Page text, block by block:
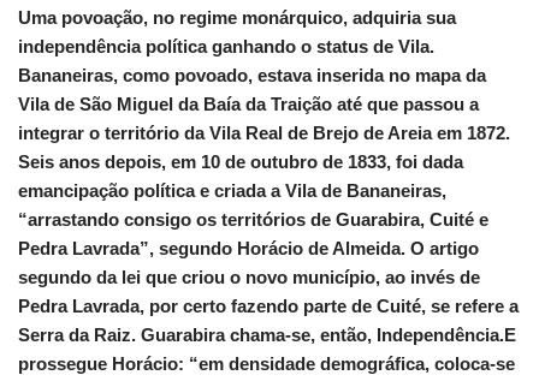
Uma povoação, no regime monárquico, adquiria sua
independência política ganhando o status de Vila.
Bananeiras, como povoado, estava inserida no mapa da
Vila de São Miguel da Baía da Traição até que passou a
integrar o território da Vila Real de Brejo de Areia em 1872.
Seis anos depois, em 10 de outubro de 1833, foi dada
emancipação política e criada a Vila de Bananeiras,
“arrastando consigo os territórios de Guarabira, Cuité e
Pedra Lavrada”, segundo Horácio de Almeida. O artigo
segundo da lei que criou o novo município, ao invés de
Pedra Lavrada, por certo fazendo parte de Cuité, se refere a
Serra da Raiz. Guarabira chama-se, então, Independência.E
prossegue Horácio: “em densidade demográfica, coloca-se